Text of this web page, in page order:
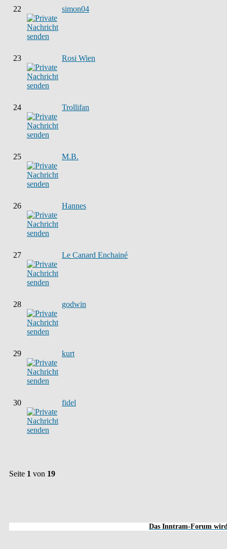
22 simon04
23 Rosi Wien
24 Trollifan
25 M.B.
26 Hannes
27 Le Canard Enchainé
28 godwin
29 kurt
30 fidel
Seite 1 von 19
Das Inntram-Forum